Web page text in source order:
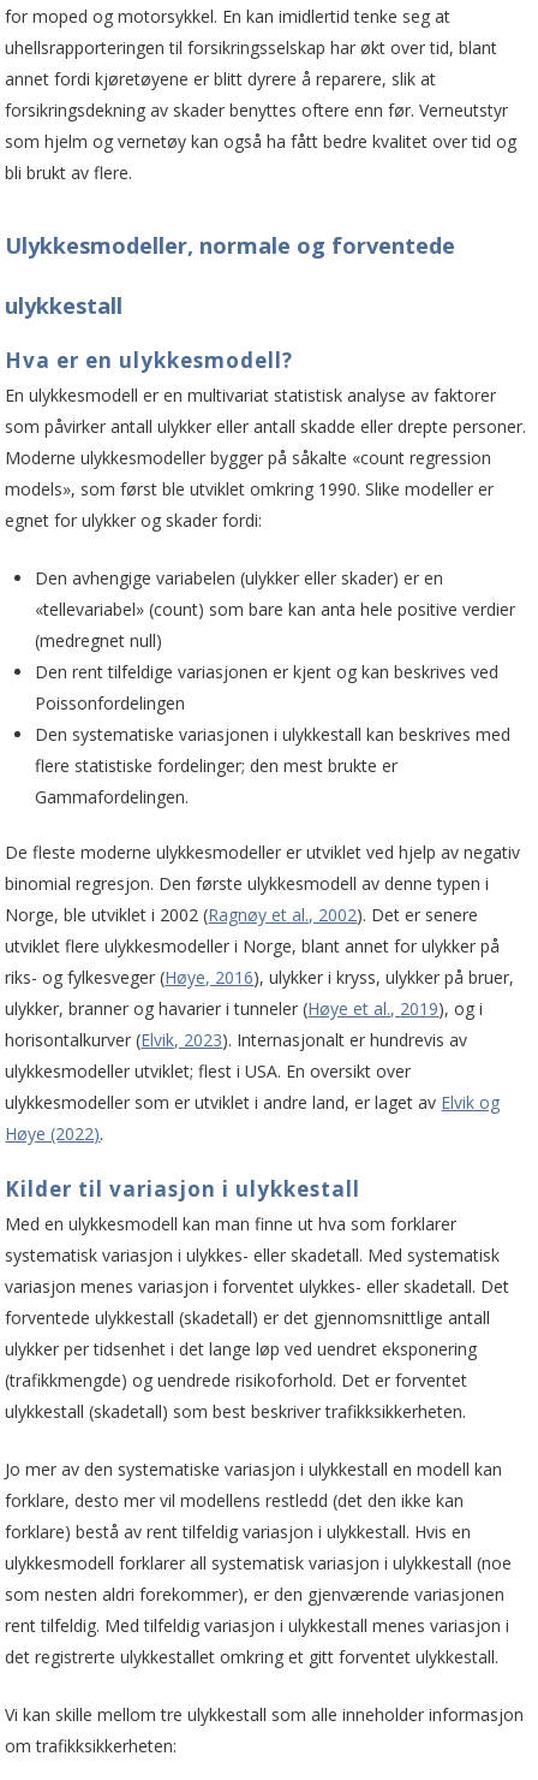
for moped og motorsykkel. En kan imidlertid tenke seg at
uhellsrapporteringen til forsikringsselskap har økt over tid, blant
annet fordi kjøretøyene er blitt dyrere å reparere, slik at
forsikringsdekning av skader benyttes oftere enn før. Verneutstyr
som hjelm og vernetøy kan også ha fått bedre kvalitet over tid og
bli brukt av flere.
Ulykkesmodeller, normale og forventede
ulykkestall
Hva er en ulykkesmodell?
En ulykkesmodell er en multivariat statistisk analyse av faktorer
som påvirker antall ulykker eller antall skadde eller drepte personer.
Moderne ulykkesmodeller bygger på såkalte «count regression
models», som først ble utviklet omkring 1990. Slike modeller er
egnet for ulykker og skader fordi:
Den avhengige variabelen (ulykker eller skader) er en
«tellevariabel» (count) som bare kan anta hele positive verdier
(medregnet null)
Den rent tilfeldige variasjonen er kjent og kan beskrives ved
Poissonfordelingen
Den systematiske variasjonen i ulykkestall kan beskrives med
flere statistiske fordelinger; den mest brukte er
Gammafordelingen.
De fleste moderne ulykkesmodeller er utviklet ved hjelp av negativ
binomial regresjon. Den første ulykkesmodell av denne typen i
Norge, ble utviklet i 2002 (Ragnøy et al., 2002). Det er senere
utviklet flere ulykkesmodeller i Norge, blant annet for ulykker på
riks- og fylkesveger (Høye, 2016), ulykker i kryss, ulykker på bruer,
ulykker, branner og havarier i tunneler (Høye et al., 2019), og i
horisontalkurver (Elvik, 2023). Internasjonalt er hundrevis av
ulykkesmodeller utviklet; flest i USA. En oversikt over
ulykkesmodeller som er utviklet i andre land, er laget av Elvik og
Høye (2022).
Kilder til variasjon i ulykkestall
Med en ulykkesmodell kan man finne ut hva som forklarer
systematisk variasjon i ulykkes- eller skadetall. Med systematisk
variasjon menes variasjon i forventet ulykkes- eller skadetall. Det
forventede ulykkestall (skadetall) er det gjennomsnittlige antall
ulykker per tidsenhet i det lange løp ved uendret eksponering
(trafikkmengde) og uendrede risikoforhold. Det er forventet
ulykkestall (skadetall) som best beskriver trafikksikkerheten.
Jo mer av den systematiske variasjon i ulykkestall en modell kan
forklare, desto mer vil modellens restledd (det den ikke kan
forklare) bestå av rent tilfeldig variasjon i ulykkestall. Hvis en
ulykkesmodell forklarer all systematisk variasjon i ulykkestall (noe
som nesten aldri forekommer), er den gjenværende variasjonen
rent tilfeldig. Med tilfeldig variasjon i ulykkestall menes variasjon i
det registrerte ulykkestallet omkring et gitt forventet ulykkestall.
Vi kan skille mellom tre ulykkestall som alle inneholder informasjon
om trafikksikkerheten: